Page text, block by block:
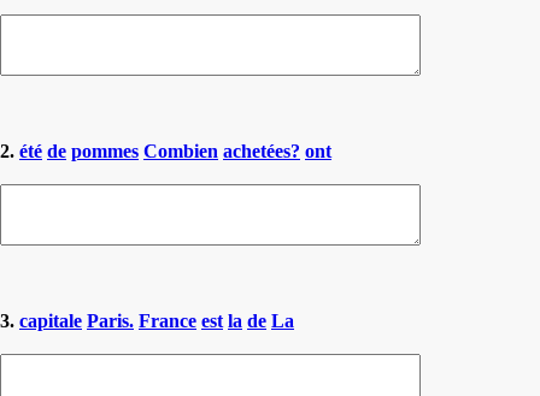
2. été de pommes Combien achetées? ont
3. capitale Paris. France est la de La